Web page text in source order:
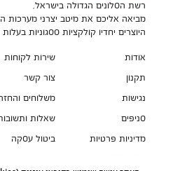
רשת הסלונים הגדולה בישראל,
מביאה אליכם את מיטב יצרני מערכות
היוצרים יחדיו קולקציות ססגוניות בעלות
אודות
תקנון
נגישות
סניפים
מדיניות פרטיות
שירות לקוחות
צור קשר
משלוחים
שאלות
ביטול עסקה